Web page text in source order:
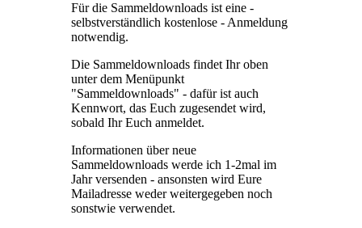
Für die Sammeldownloads ist eine -
selbstverständlich kostenlose - Anmeldung
notwendig.
Die Sammeldownloads findet Ihr oben
unter dem Menüpunkt
"Sammeldownloads" - dafür ist auch
Kennwort, das Euch zugesendet wird,
sobald Ihr Euch anmeldet.
Informationen über neue
Sammeldownloads werde ich 1-2mal im
Jahr versenden - ansonsten wird Eure
Mailadresse weder weitergegeben noch
sonstwie verwendet.